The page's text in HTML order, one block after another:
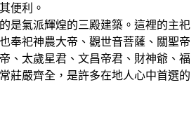
便利。
是氣派輝煌的三殿建築。這裡的主祀
奉祀神農大帝、觀世音菩薩、關聖帝
、太歲星君、文昌帝君、財神爺、福
莊嚴齊全，是許多在地人心中首選的